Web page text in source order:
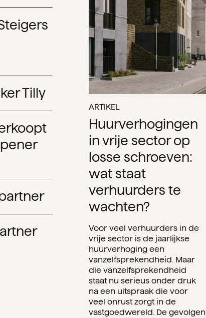
Tilly
ARTIKEL
Huurverhogingen
in vrije sector op
losse schroeven:
wat staat
verhuurders te
wachten?
Voor veel verhuurders in de
vrije sector is de jaarlijkse
huurverhoging een
vanzelfsprekendheid. Maar
die vanzelfsprekendheid
staat nu serieus onder druk
na een uitspraak die voor
veel onrust zorgt in de
vastgoedwereld. De gevolgen